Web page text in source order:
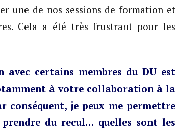
une de nos sessions de formation et
Cela a été très frustrant pour les
certains membres du DU est
à votre collaboration à la
conséquent, je peux me permettre
du recul… quelles sont les